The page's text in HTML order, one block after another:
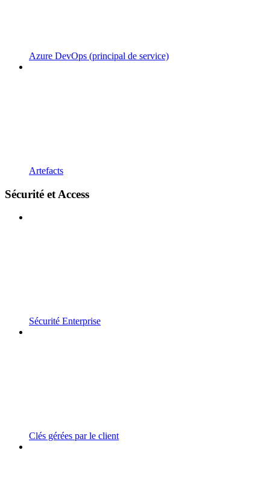
Azure DevOps (principal de service)
Artefacts
Sécurité et Access
Sécurité Enterprise
Clés gérées par le client